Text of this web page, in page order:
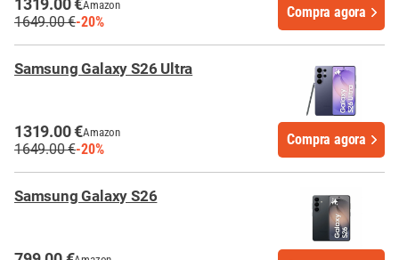
Amazon
1649.00 €-20%
Compra agora
Samsung Galaxy S26 Ultra
1319.00 €Amazon
1649.00 €-20%
Compra agora
Samsung Galaxy S26